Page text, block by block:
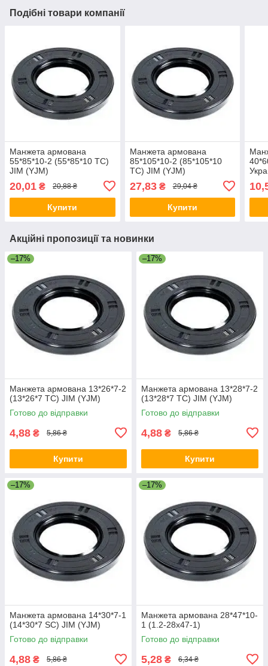
Подібні товари компанії
Манжета армована
55*85*10-2 (55*85*10 TC)
JIM (YJM)
20,01 ₴ 20,88 ₴
Купити
Манжета армована
85*105*10-2 (85*105*10
TC) JIM (YJM)
27,83₴ 29,04 ₴
Купити
Акційні пропозиції та новинки
–17%
Манжета армована 13*26*7-2
(13*26*7 TC) JIM (YJM)
Готово до відправки
4,88 ₴ 5,86 ₴
Купити
–17%
Манжета армована 13*28*7-2
(13*28*7 TC) JIM (YJM)
Готово до відправки
4,88 ₴ 5,86 ₴
Купити
–17%
Манжета армована 14*30*7-1
(14*30*7 SC) JIM (YJM)
Готово до відправки
4,88 ₴ 5,86 ₴
–17%
Манжета армована 28*47*10-
1 (1.2-28х47-1)
Готово до відправки
5,28 ₴ 6,34 ₴